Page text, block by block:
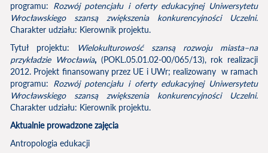
programu: Rozwój potencjału i oferty edukacyjnej Uniwersytetu
Wrocławskiego szansą zwiększenia konkurencyjności Uczelni.
Charakter udziału: Kierownik projektu.
Tytuł projektu:
Wielokulturowość szansą rozwoju miasta–na
przykładzie Wrocławia, (POKL.05.01.02-00/065/13), rok realizacji
2012. Projekt finansowany przez UE i UWr; realizowany w ramach
programu: Rozwój potencjału i oferty edukacyjnej Uniwersytetu
Wrocławskiego szansą zwiększenia konkurencyjności Uczelni.
Charakter udziału: Kierownik projektu.
Aktualnie prowadzone zajęcia
Antropologia edukacji